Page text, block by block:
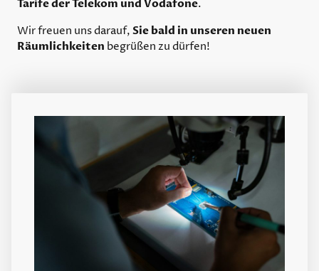
Tarife der Telekom und Vodafone.
Wir freuen uns darauf, Sie bald in unseren neuen
Räumlichkeiten begrüßen zu dürfen!
IhrTeam der Phone-Factory